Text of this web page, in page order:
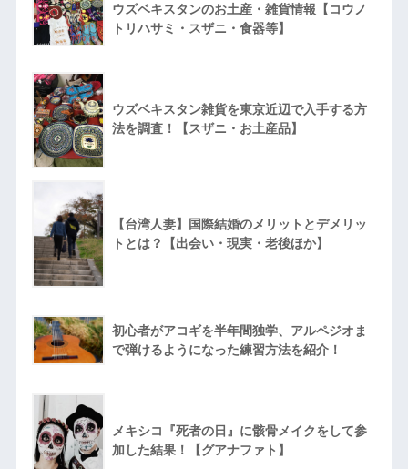
ウズベキスタンのお土産・雑貨情報【コウノ
トリハサミ・スザニ・食器等】
ウズベキスタン雑貨を東京近辺で入手する方
法を調査！【スザニ・お土産品】
【台湾人妻】国際結婚のメリットとデメリッ
トとは？【出会い・現実・老後ほか】
初心者がアコギを半年間独学、アルペジオま
で弾けるようになった練習方法を紹介！
メキシコ『死者の日』に骸骨メイクをして参
加した結果！【グアナファト】